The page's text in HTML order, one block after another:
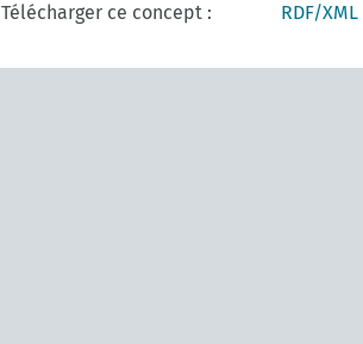
Télécharger ce concept : RDF/XML